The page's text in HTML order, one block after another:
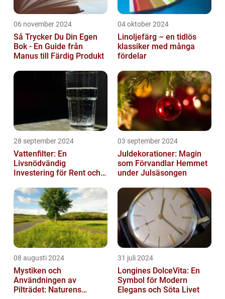
06 november 2024
Så Trycker Du Din Egen
Bok - En Guide från
Manus till Färdig Produkt
04 oktober 2024
Linoljefärg – en tidlös
klassiker med många
fördelar
28 september 2024
Vattenfilter: En
Livsnödvändig
Investering för Rent och
03 september 2024
Juldekorationer: Magin
som Förvandlar Hemmet
under Julsäsongen
08 augusti 2024
Mystiken och
Användningen av
Pilträdet: Naturens
31 juli 2024
Longines DolceVita: En
Symbol för Modern
Elegans och Söta Livet